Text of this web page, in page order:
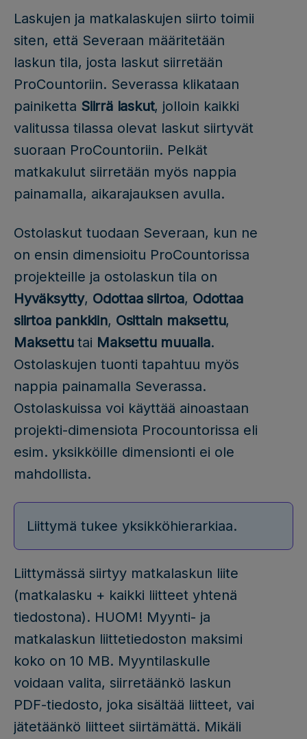
Laskujen ja matkalaskujen siirto toimii
siten, että Severaan määritetään
laskun tila, josta laskut siirretään
ProCountoriin. Severassa klikataan
painiketta Siirrä laskut, jolloin kaikki
valitussa tilassa olevat laskut siirtyvät
suoraan ProCountoriin. Pelkät
matkakulut siirretään myös nappia
painamalla, aikarajauksen avulla.
Ostolaskut tuodaan Severaan, kun ne
on ensin dimensioitu ProCountorissa
projekteille ja ostolaskun tila on
Hyväksytty, Odottaa siirtoa, Odottaa
siirtoa pankkiin, Osittain maksettu,
Maksettutai Maksettu muualla.
Ostolaskujen tuonti tapahtuu myös
nappia painamalla Severassa.
Ostolaskuissa voi käyttää ainoastaan
projekti-dimensiota Procountorissa eli
esim. yksikköille dimensionti ei ole
mahdollista.
Liittymä tukee yksikköhierarkiaa.
Liittymässä siirtyy matkalaskun liite
(matkalasku + kaikki liitteet yhtenä
tiedostona). HUOM! Myynti- ja
matkalaskun liittetiedoston maksimi
koko on 10 MB. Myyntilaskulle
voidaan valita, siirretäänkö laskun
PDF-tiedosto, joka sisältää liitteet, vai
jätetäänkö liitteet siirtämättä. Mikäli